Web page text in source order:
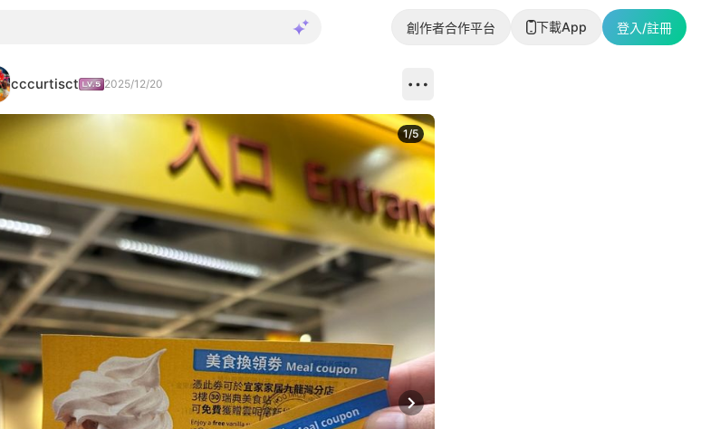
創作者合作平台 下載App 登入/註冊
cccurtisct 2025/12/20
Next slide
1/5